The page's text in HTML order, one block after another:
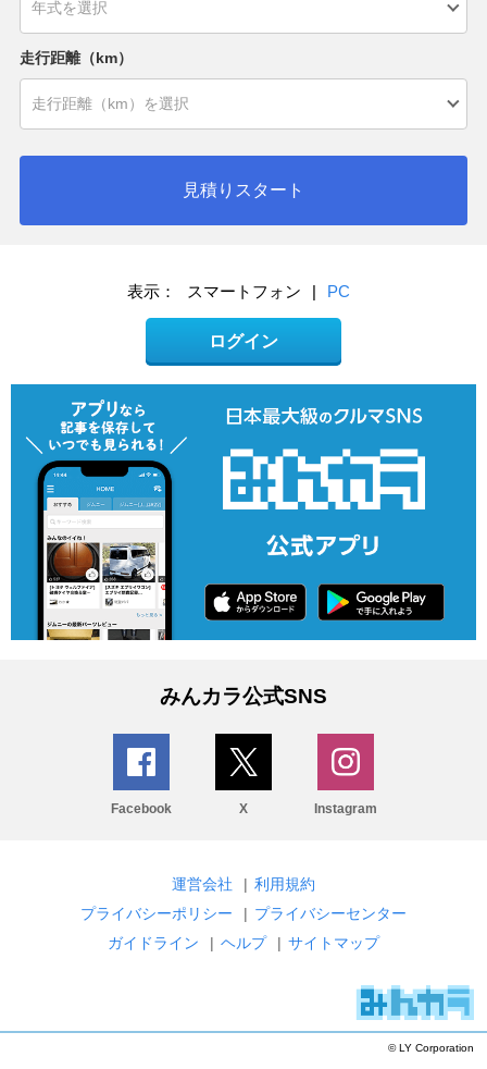
走行距離（km）
見積りスタート
表示： スマートフォン | PC
ログイン
みんカラ公式SNS
Facebook X Instagram
運営会社 | 利用規約
プライバシーポリシー
| プライバシーセンター
ガイドライン
| ヘルプ | サイトマップ
© LY Corporation